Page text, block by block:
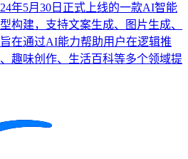
年5月30日正式上线的一款AI智能
构建，支持文案生成、图片生成、
在通过AI能力帮助用户在逻辑推
趣味创作、生活百科等多个领域提